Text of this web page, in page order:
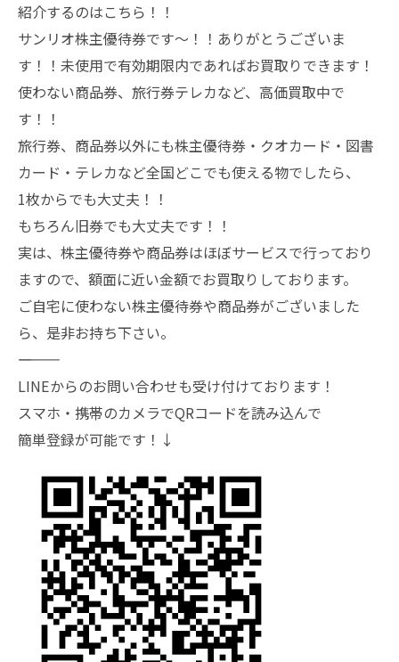
紹介するのはこちら！！
サンリオ株主優待券です～！！ありがとうございま
す！！未使用で有効期限内であればお買取りできます！
使わない商品券、旅行券テレカなど、高価買取中で
す！！
旅行券、商品券以外にも株主優待券・クオカード・図書
カード・テレカなど全国どこでも使える物でしたら、
1枚からでも大丈夫！！
もちろん旧券でも大丈夫です！！
実は、株主優待券や商品券はほぼサービスで行っており
ますので、額面に近い金額でお買取りしております。
ご自宅に使わない株主優待券や商品券がございました
ら、是非お持ち下さい。
―――――――
LINEからのお問い合わせも受け付けております！
スマホ・携帯のカメラでQRコードを読み込んで
簡単登録が可能です！↓